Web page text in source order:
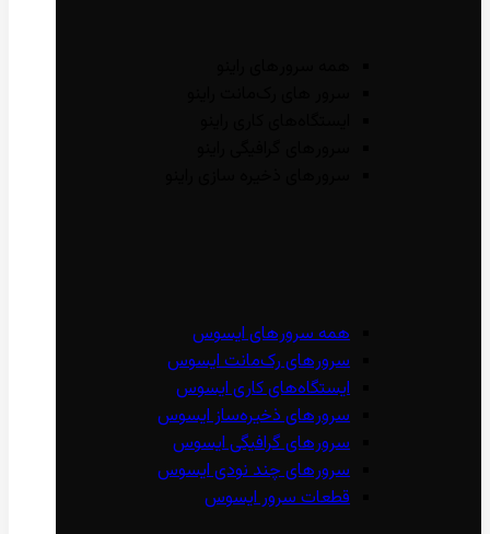
همه سرور‌های ایسوس
سرور‌های رک‌مانت ایسوس
ایستگاه‌های کاری ایسوس
سرور‌های ذخیره‌ساز ایسوس
سرور‌های گرافیگی ایسوس
سرور‌های چند نودی ایسوس
قطعات سرور ایسوس